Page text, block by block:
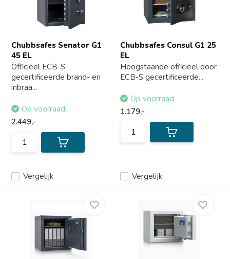
Chubbsafes Senator G1
45 EL
Officieel ECB-S
gecertificeerde brand- en
inbraa...
Vergelijk
Op voorraad
2.449,-
Chubbsafes Consul G1 25
EL
Hoogstaande officieel door
ECB-S gecertificeerde...
Vergelijk
Op voorraad
1.179,-